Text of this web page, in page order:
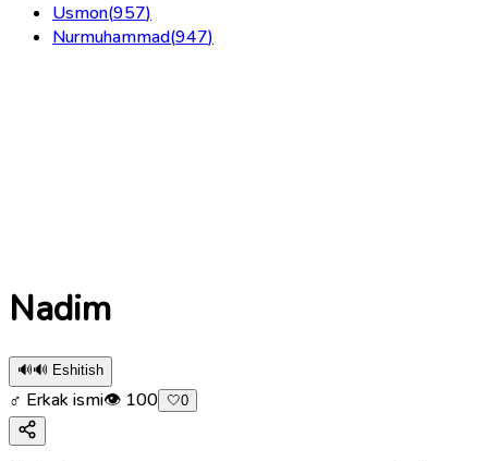
Usmon(957)
Nurmuhammad(947)
Nadim
🔊🔊 Eshitish
♂ Erkak ismi👁 100 🤍0